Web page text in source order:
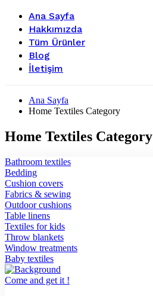
Ana Sayfa
Hakkımızda
Tüm Ürünler
Blog
İletişim
Ana Sayfa
Home Textiles Category
Home Textiles Category
Bathroom textiles
Bedding
Cushion covers
Fabrics & sewing
Outdoor cushions
Table linens
Textiles for kids
Throw blankets
Window treatments
Baby textiles
Come and get it !